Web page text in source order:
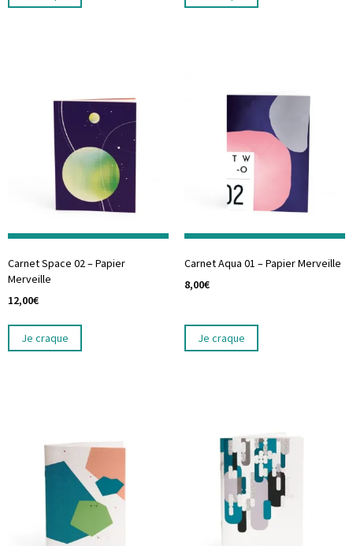
Carnet Space 02 – Papier
Merveille
12,00€
Je craque
Carnet Aqua 01 – Papier Merveille
8,00€
Je craque